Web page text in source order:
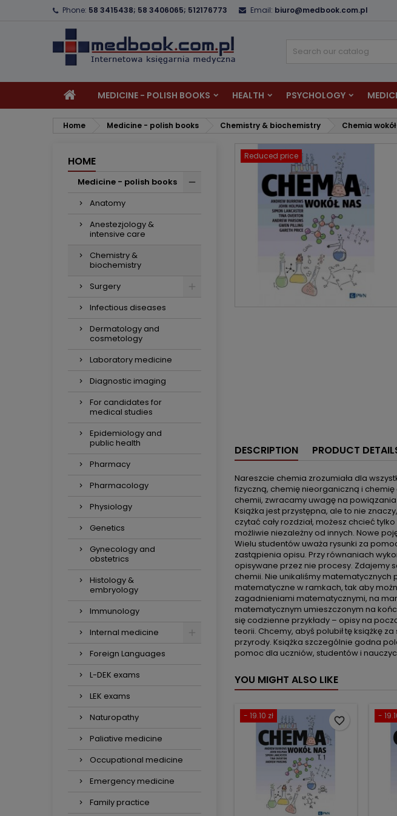
Phone: 58 3415438; 58 3406065; 512176773 Email: biuro@medbook.com.pl
MEDICINE - POLISH BOOKS HEALTH PSYCHOLOGY
Home Medicine - polish books Chemistry & biochemistry Chemia
HOME
Medicine - polish books
Anatomy
Anestezjology &
intensive care
Chemistry &
biochemistry
Surgery
Infectious diseases
Dermatology and
cosmetology
Laboratory medicine
Diagnostic imaging
For candidates for
medical studies
Epidemiology and
public health
Pharmacy
Pharmacology
Physiology
Genetics
Gynecology and
obstetrics
Histology &
embryology
Immunology
Internal medicine
Foreign Languages
L-DEK exams
LEK exams
Naturopathy
Paliative medicine
Occupational medicine
Emergency medicine
Family practice
Reduced price
DESCRIPTION PRODUCT
Nareszcie chemia zrozumiała dla
fizyczną, chemię nieorganiczną i
chemii, zwracamy uwagę na
Książka jest przystępna, ale to nie
czytać cały rozdział, możesz chcieć
możliwie niezależny od innych. Nowe
Wielu studentów uważa rysunki za
zastąpienia opisu. Przy równaniach
opisywane przez nie procesy. Zdajemy
chemii. Nie unikaliśmy
matematyczne w ramkach, tak aby
zagadnieniami matematycznymi, na
matematycznym umieszczonym na
się codzienne przykłady – opisy na
teorii. Chcemy, abyś polubił tę książkę
przyrody. Książka szczególnie godna
pomoc dla uczniów, studentów i
YOU MIGHT ALSO LIKE
- 19.10 zł favorite_border -
You need to be logged in to